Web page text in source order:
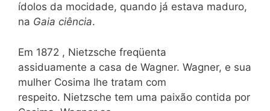
ídolos da mocidade, quando já estava maduro,
na Gaia ciência.
Em 1872 , Nietzsche freqüenta
assiduamente a casa de Wagner. Wagner, e sua
mulher Cosima lhe tratam com
respeito. Nietzsche tem uma paixão contida por